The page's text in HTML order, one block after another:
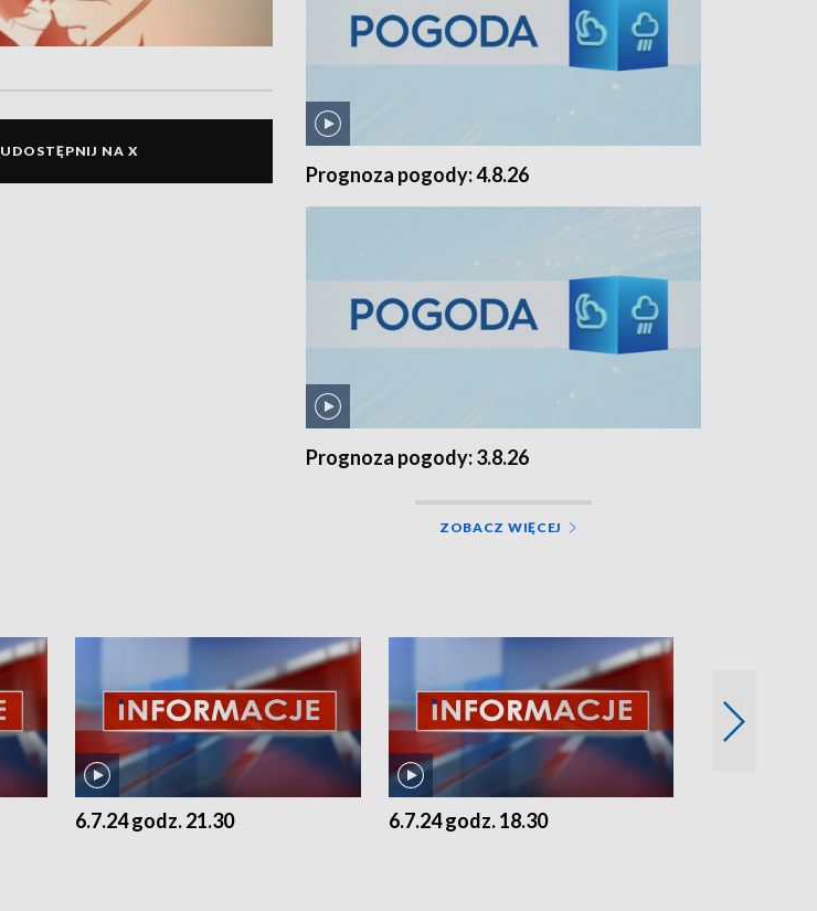
UDOSTĘPNIJ NA X
Prognoza pogody: 4.8.26
Prognoza pogody: 3.8.26
ZOBACZ WIĘCEJ
6.7.24 godz. 21.30 6.7.24 godz. 18.30